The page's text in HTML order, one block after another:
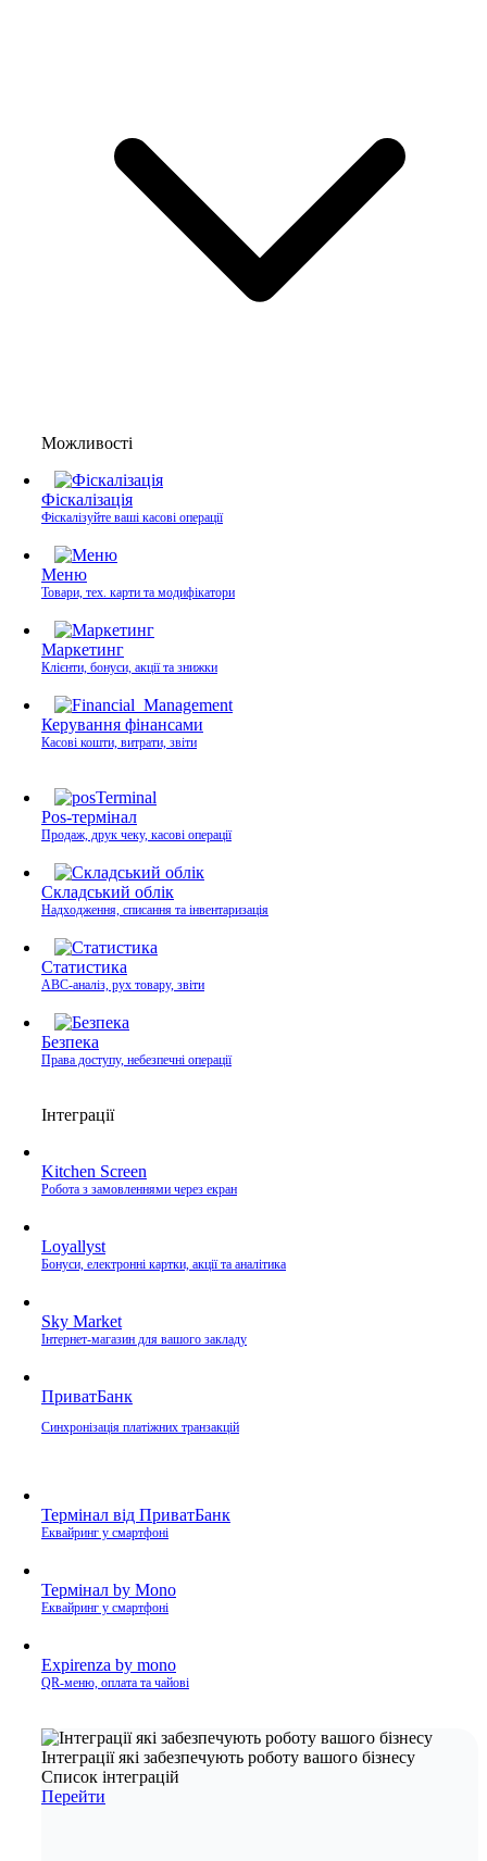
Можливості
Фіскалізація
Фіскалізуйте ваші касові операції
Меню
Товари, тех. карти та модифікатори
Маркетинг
Клієнти, бонуси, акції та знижки
Керування фінансами
Касові кошти, витрати, звіти
Pos-термінал
Продаж, друк чеку, касові операції
Складський облік
Надходження, списання та інвентаризація
Статистика
ABC-аналіз, рух товару, звіти
Безпека
Права доступу, небезпечні операції
Інтеграції
Kitchen Screen
Робота з замовленнями через екран
Loyallyst
Бонуси, електронні картки, акції та аналітика
Sky Market
Інтернет-магазин для вашого закладу
ПриватБанк
Синхронізація платіжних транзакцій
Термінал від ПриватБанк
Еквайринг у смартфоні
Термінал by Mono
Еквайринг у смартфоні
Expirenza by mono
QR-меню, оплата та чайові
Інтеграції які забезпечують роботу вашого бізнесу
Список інтеграцій
Перейти